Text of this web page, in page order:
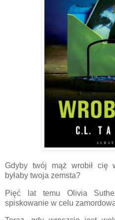
Gdyby twój mąż wrobił cię
byłaby twoja zemsta?
Pięć lat temu Olivia
spiskowanie w celu